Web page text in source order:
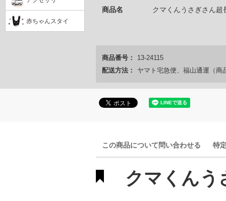
赤ちゃんスタイ
商品名 クマくんうさぎさん超
商品番号：
13-24115
配送方法：
ヤマト宅急便、福山通運（商
この商品について問い合わせる 特
クマくんう